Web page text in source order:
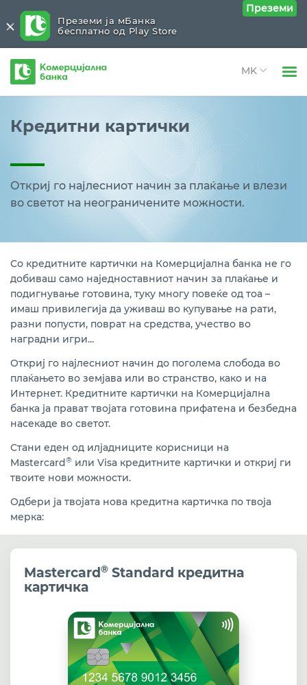
Open
Блог
Close submenu (Картички)
Кредитни
Open
Други услуги и поддршка
СМАРТ кредит преку картичка
Подарок-картички
Open
Промотивни акции
Комерцијална
банка
Кредитни картички
Откриј го најлесниот начин за плаќање и влези
во светот на неограничените можности.
Со кредитните картички на Комерцијална банка не го
добиваш само наједноставниот начин за плаќање и
подигнување готовина, туку многу повеќе од тоа –
имаш привилегија да уживаш во купување на рати,
разни попусти, поврат на средства, учество во
наградни игри...
Oткриј го најлесниот начин до поголема слобода во
плаќањето во земјава или во странство, како и на
Интернет. Кредитните картички на Комерцијална
банка ја прават твојата готовина прифатена и безбедна
насекаде во светот.
Стани еден од илјадниците корисници на
Mastercard® или Visa кредитните картички и откриј ги
твоите нови можности.
Одбери ја твојата нова кредитна картичка по твоја
мерка:
Mastercard ® Standard кредитна
картичка
Преземи ја мБанка
бесплатно од Play Store
Преземи